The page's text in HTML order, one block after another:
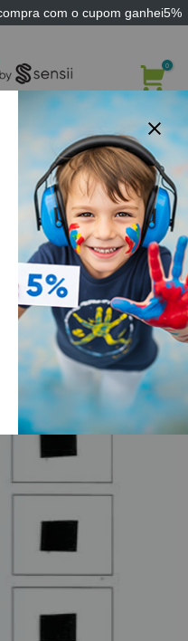
com o cupom ganhei5%
de vogais